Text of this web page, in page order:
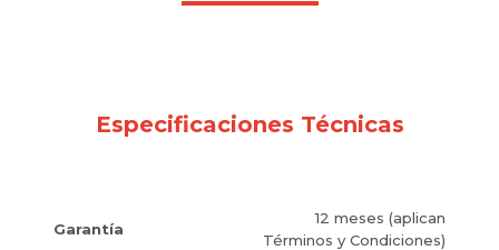
Especificaciones Técnicas
Garantía
12 meses (aplican
Términos y Condiciones)